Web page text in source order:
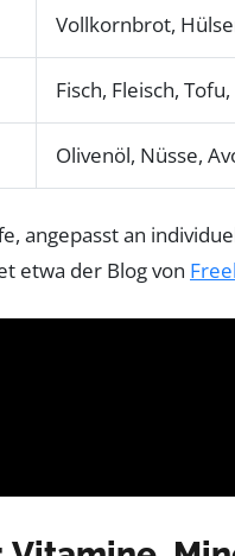
Vollkornbrot,
Fisch, Fleisch,
Olivenöl, Nüsse,
angepasst an
etwa der Blog von